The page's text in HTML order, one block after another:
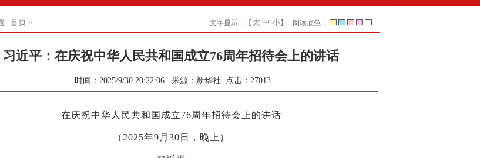
文字显示：【 大 中 小】 阅读底色：
: 首页 >
习近平：在庆祝中华人民共和国成立76周年招待会上的讲话
时间：2025/9/30 20:22:06来源： 新华社 点击： 27013
在庆祝中华人民共和国成立76周年招待会上的讲话
（2025年9月30日，晚上）